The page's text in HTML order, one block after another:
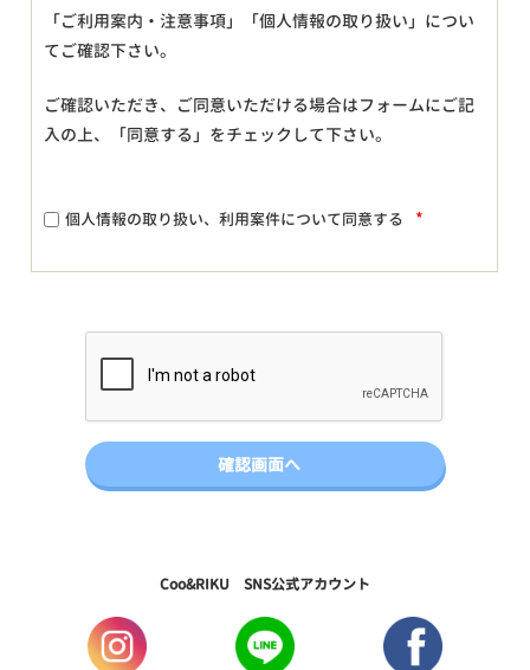
「ご利用案内・注意事項」「個人情報の取り扱い」につい
てご確認下さい。
ご確認いただき、ご同意いただける場合はフォームにご記
入の上、「同意する」をチェックして下さい。
個人情報の取り扱い、利用案件について同意する *
Coo&RIKU SNS公式アカウント